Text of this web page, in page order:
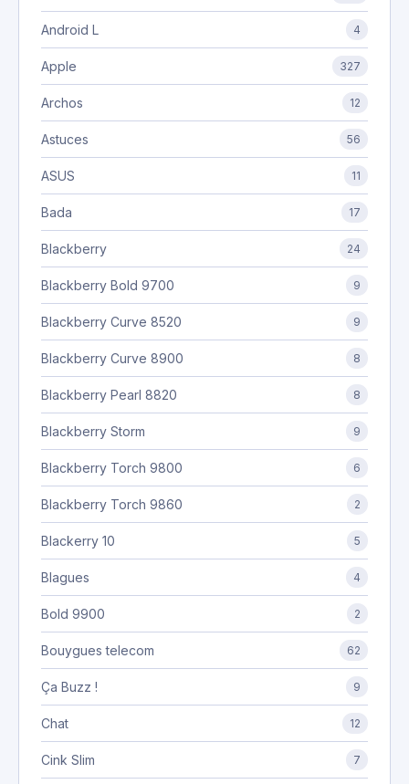
Android L 4
Apple 327
Archos 12
Astuces 56
ASUS 11
Bada 17
Blackberry 24
Blackberry Bold 9700 9
Blackberry Curve 8520 9
Blackberry Curve 8900 8
Blackberry Pearl 8820 8
Blackberry Storm 9
Blackberry Torch 9800 6
Blackberry Torch 9860 2
Blackerry 10 5
Blagues 4
Bold 9900 2
Bouygues telecom 62
Ça Buzz ! 9
Chat 12
Cink Slim 7